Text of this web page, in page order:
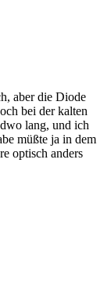
aber die Diode
bei der kalten
lang, und ich
müßte ja in dem
optisch anders